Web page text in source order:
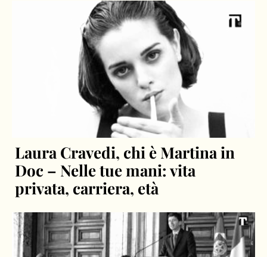
Laura Cravedi, chi è Martina in
Doc – Nelle tue mani: vita
privata, carriera, età